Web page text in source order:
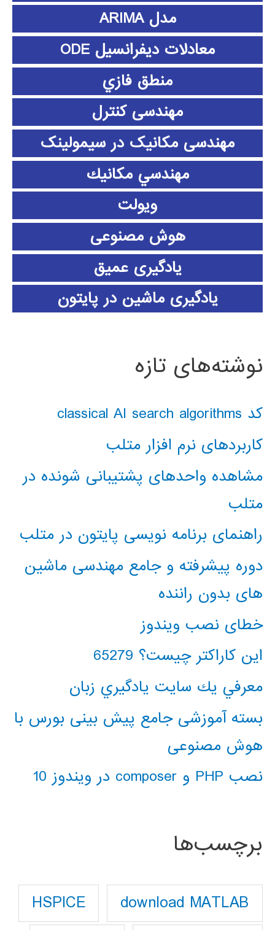
مدل ARIMA
معادلات دیفرانسیل ODE
منطق فازي
مهندسی کنترل
مهندسی مکانیک در سیمولینک
مهندسي مكانيك
ویولت
هوش مصنوعی
یادگیری عمیق
یادگیری ماشین در پایتون
نوشته‌های تازه
کد classical AI search algorithms
کاربردهای نرم افزار متلب
مشاهده واحدهای پشتیبانی شونده در
متلب
راهنمای برنامه نویسی پایتون در متلب
دوره پیشرفته و جامع مهندسی ماشین
های بدون راننده
خطای نصب ویندوز
این کاراکتر چیست؟ 65279
معرفي يك سايت يادگيري زبان
بسته آموزشی جامع پیش بینی بورس با
هوش مصنوعی
نصب PHP و composer در ویندوز 10
برچسب‌ها
download MATLAB
HSPICE